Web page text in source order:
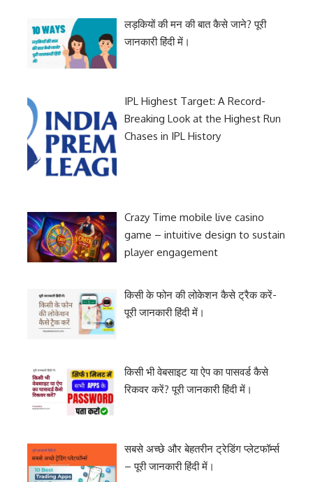
लड़कियों की मन की बात कैसे जाने? पूरी
जानकारी हिंदी में।
IPL Highest Target: A Record-
Breaking Look at the Highest Run
Chases in IPL History
Crazy Time mobile live casino
game – intuitive design to sustain
player engagement
किसी के फोन की लोकेशन कैसे ट्रैक करें-
पूरी जानकारी हिंदी में।
किसी भी वेबसाइट या ऐप का पासवर्ड कैसे
रिकवर करें? पूरी जानकारी हिंदी में।
सबसे अच्छे और बेहतरीन ट्रेडिंग प्लेटफॉर्म्स
– पूरी जानकारी हिंदी में।